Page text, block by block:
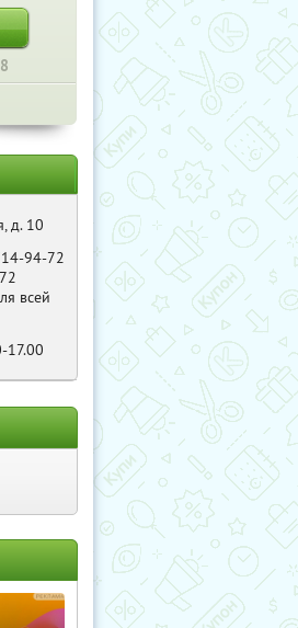
д. 10
94-72
всей
17.00